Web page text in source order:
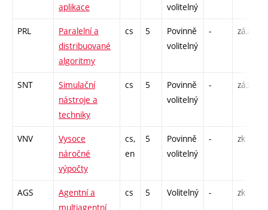
aplikace
volitelný
PRL
Paralelní a
distribuované
algoritmy
cs 5
Povinně
volitelný
- zá,zk
SNT
Simulační
nástroje a
techniky
cs 5
Povinně
volitelný
- zá,zk
VNV
Vysoce
náročné
výpočty
cs,
en
5
Povinně
volitelný
- zk
AGS
Agentní a
multiagentní
cs 5 Volitelný - zk